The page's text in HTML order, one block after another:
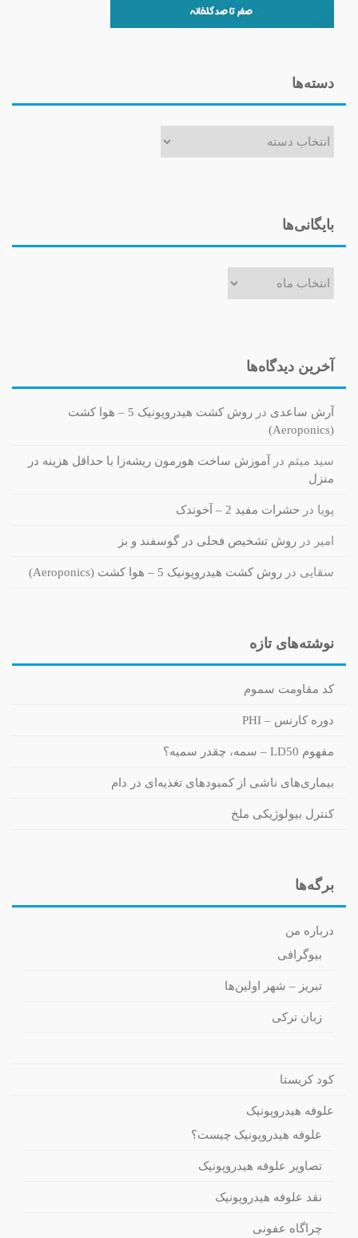
دسته‌ها
بایگانی‌ها
آخرین دیدگاه‌ها
آرش ساعدی در
روش کشت هیدروپونیک 5 – هوا کشت
(Aeroponics)
سید میثم در
آموزش ساخت هورمون ریشه‌زا با حداقل هزینه در
منزل
پویا در حشرات مفید 2 – آخوندک
امیر در روش تشخیص فحلی در گوسفند و بز
سقایی در روش کشت هیدروپونیک 5 – هوا کشت (Aeroponics)
نوشته‌های تازه
کد مقاومت سموم
دوره کارنس – PHI
مفهوم LD50 – سمه، چقدر سمیه؟
بیماری‌های ناشی از کمبودهای تغذیه‌ای در دام
کنترل بیولوژیکی ملخ
برگه‌ها
درباره من
بیوگرافی
تبریز – شهر اولین‌ها
زبان ترکی
کود کریستا
علوفه هیدروپونیک
علوفه هیدروپونیک چیست؟
تصاویر علوفه هیدروپونیک
نقد علوفه هیدروپونیک
چراگاه عفونی